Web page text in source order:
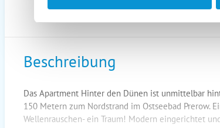
Beschreibung
Das Apartment Hinter den Dünen ist unmittelbar
150 Metern zum Nordstrand im Ostseebad Prerow.
Wellenrauschen- ein Traum! Modern eingerichtet